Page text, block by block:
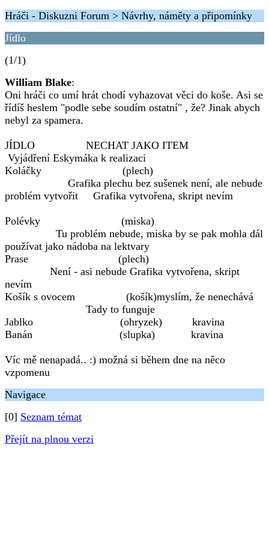
Hráči - Diskuzni Forum > Návrhy, náměty a připomínky
Jídlo
(1/1)
William Blake:
Oni hráči co umí hrát chodí vyhazovat věci do koše. Asi se
řídíš heslem "podle sebe soudím ostatní" , že? Jinak abych
nebyl za spamera.
JÍDLO NECHAT JAKO ITEM
Vyjádření Eskymáka k realizaci
Koláčky (plech)
Grafika plechu bez sušenek není, ale nebude
problém vytvořit Grafika vytvořena, skript nevím
Polévky (miska)
Tu problém nebude, miska by se pak mohla dál
používat jako nádoba na lektvary
Prase (plech)
Není - asi nebude Grafika vytvořena, skript
nevím
Košík s ovocem (košík)myslím, že nenechává
Tady to funguje
Jablko (ohryzek) kravina
Banán (slupka) kravina
Víc mě nenapadá.. :) možná si během dne na něco
vzpomenu
Navigace
[0] Seznam témat
Přejít na plnou verzi